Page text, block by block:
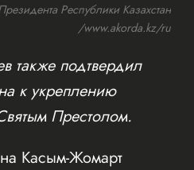
Республики Казахстан
/www.akorda.kz/ru
также подтвердил
к укреплению
Престолом.
Касым-Жомарт